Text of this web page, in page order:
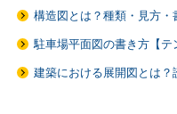
構造図とは？種類・見方・
駐車場平面図の書き方【テ
建築における展開図とは？